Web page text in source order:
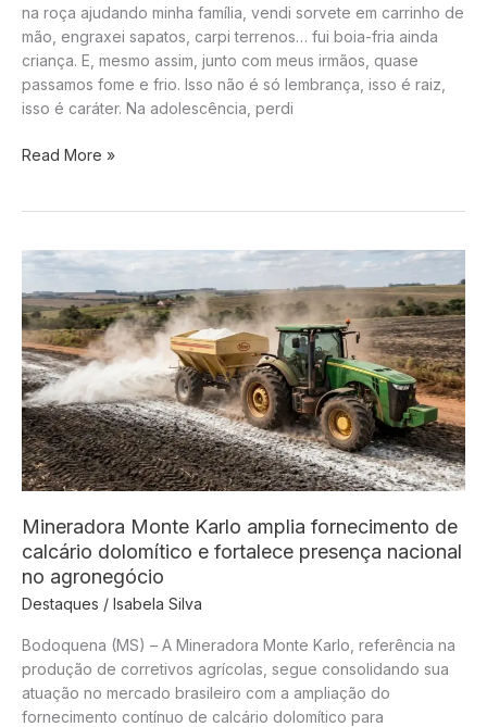
na roça ajudando minha família, vendi sorvete em carrinho de
mão, engraxei sapatos, carpi terrenos… fui boia-fria ainda
criança. E, mesmo assim, junto com meus irmãos, quase
passamos fome e frio. Isso não é só lembrança, isso é raiz,
isso é caráter. Na adolescência, perdi
Há
herdaram
Nem
sobrenome
forte,
nem
riqueza,
nem
privilégio.
Eu
herdei
duas
coisas
do
meu
dignidade
e
honra.
Read More »
Mineradora Monte Karlo amplia fornecimento de
calcário dolomítico e fortalece presença nacional
no agronegócio
Destaques / Isabela Silva
Bodoquena (MS) – A Mineradora Monte Karlo, referência na
produção de corretivos agrícolas, segue consolidando sua
atuação no mercado brasileiro com a ampliação do
fornecimento contínuo de calcário dolomítico para